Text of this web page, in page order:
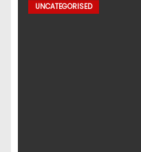
UNCATEGORISED